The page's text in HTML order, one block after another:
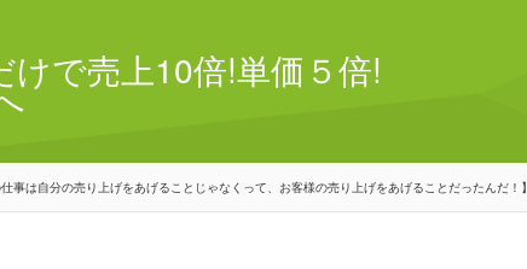
で売上10倍!単価５倍!
仕事は自分の売り上げをあげることじゃなくって、お客様の売り上げをあげることだったんだ！】